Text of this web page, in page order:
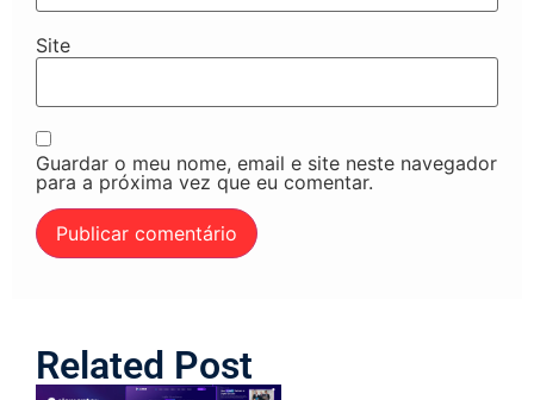
Site
Guardar o meu nome, email e site neste navegador
para a próxima vez que eu comentar.
Related Post